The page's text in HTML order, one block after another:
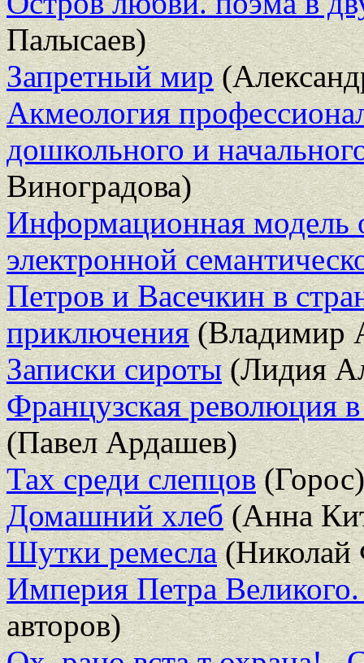
Палысаев)
Запретный мир
Акмеология
дошкольного и
Виноградова)
Информационная модель
электронной
Петров и Васечкин в
приключения(Владимир
Записки сироты(Лидия
Французская революция
(Павел Ардашев)
Тах среди слепцов(Горос)
Домашний хлеб(Анна
Шутки ремесла(Николай
Империя Петра Великого.
авторов)